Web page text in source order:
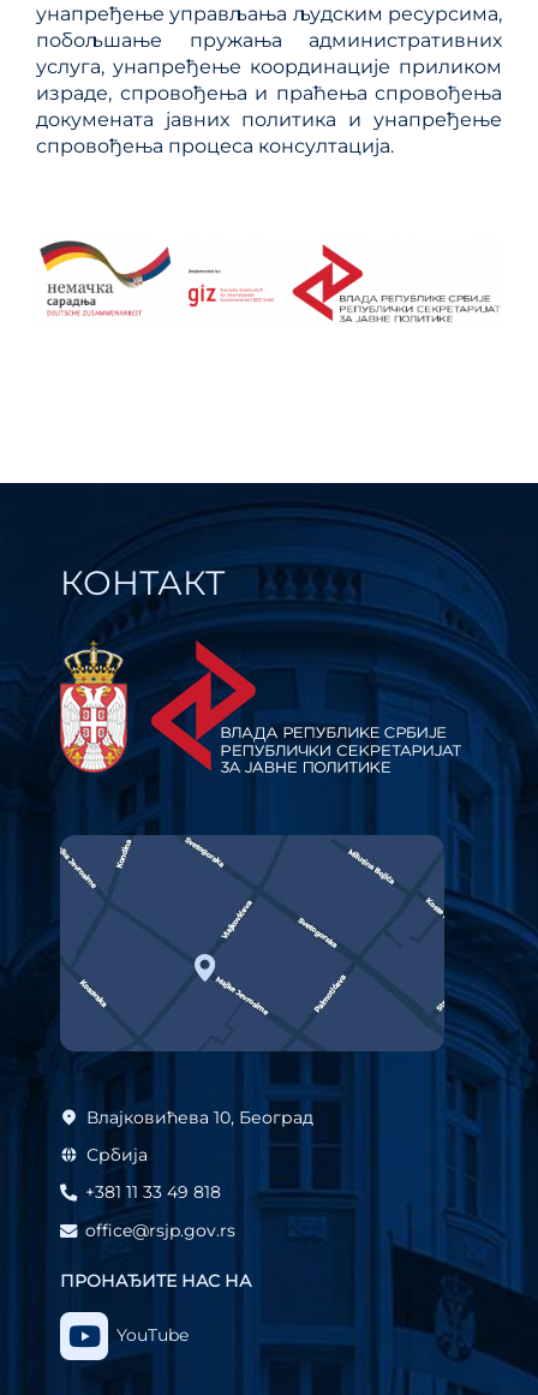
унапређење управљања људским ресурсима,
побољшање пружања административних
услуга, унапређење координације приликом
израде, спровођења и праћења спровођења
докумената јавних политика и унапређење
спровођења процеса консултација.
КОНТАКТ
Влајковићева 10, Београд
Србија
+381 11 33 49 818
office@rsjp.gov.rs
ПРОНАЂИТЕ НАС НА
YouTube